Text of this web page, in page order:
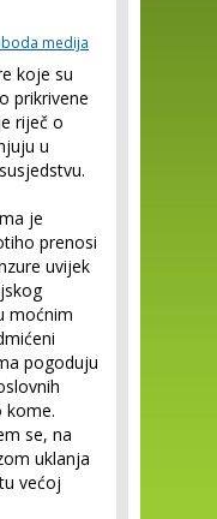
medija
koje su
prikrivene
riječ o
u
je
prenosi
uvijek
moćnim
pogoduju
kome.
se, na
uklanja
većoj